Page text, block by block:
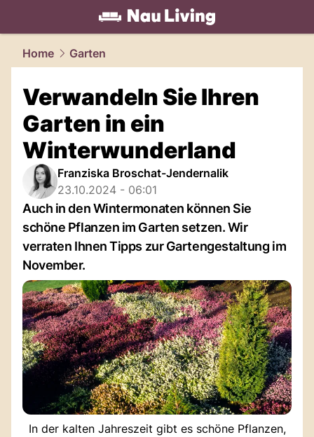
living.NAU.ch
Home Garten
Verwandeln Sie Ihren
Garten in ein
Winterwunderland
Franziska Broschat-Jendernalik
23.10.2024 - 06:01
Auch in den Wintermonaten können Sie
schöne Pflanzen im Garten setzen. Wir
verraten Ihnen Tipps zur Gartengestaltung im
November.
In der kalten Jahreszeit gibt es schöne Pflanzen,